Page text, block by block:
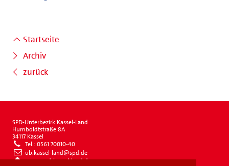
Startseite
Archiv
zurück
SPD-Unterbezirk Kassel-Land
Humboldtstraße 8A
34117 Kassel
Tel.: 0561 70010-40
ub.kassel-land@spd.de
www.spd-kassel-land.de